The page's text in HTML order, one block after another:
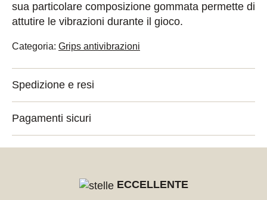
sua particolare composizione gommata permette di
attutire le vibrazioni durante il gioco.
Categoria: Grips antivibrazioni
Spedizione e resi
Pagamenti sicuri
ECCELLENTE